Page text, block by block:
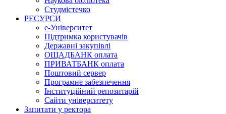
Студмістечко
РЕСУРСИ
е-Університет
Підтримка користувачів
Державні закупівлі
ОЩАДБАНК оплата
ПРИВАТБАНК оплата
Поштовий сервер
Програмне забезпечення
Інституційний репозитарій
Сайти університету
Запитати у ректора